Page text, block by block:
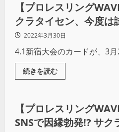
【プロレスリング
クラタイセン、今度は
2022年3月30日
4.1新宿大会のカードが、3月
続きを読む
プロレス
【プロレスリング
SNSで因縁勃発!? サク